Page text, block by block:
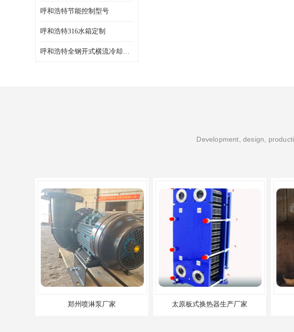
呼和浩特节能控制型号
呼和浩特316水箱定制
呼和浩特全钢开式横流冷却塔型号
Development, design,
郑州喷淋泵厂家 太原板式换热器生产厂家